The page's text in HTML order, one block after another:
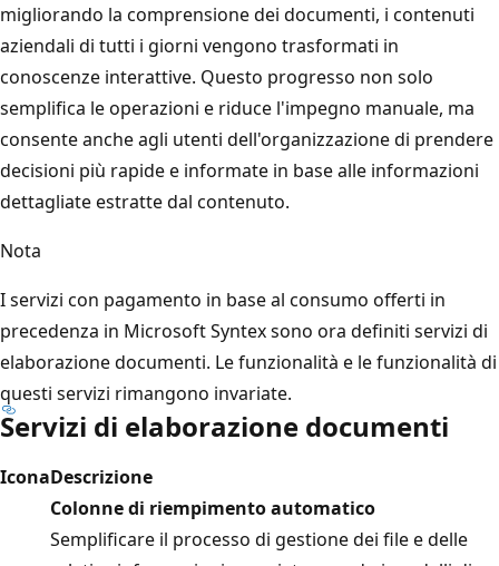
migliorando la comprensione dei documenti, i contenuti
aziendali di tutti i giorni vengono trasformati in
conoscenze interattive. Questo progresso non solo
semplifica le operazioni e riduce l'impegno manuale, ma
consente anche agli utenti dell'organizzazione di prendere
decisioni più rapide e informate in base alle informazioni
dettagliate estratte dal contenuto.
Nota
I servizi con pagamento in base al consumo offerti in
precedenza in Microsoft Syntex sono ora definiti servizi di
elaborazione documenti. Le funzionalità e le funzionalità di
questi servizi rimangono invariate.
Servizi di elaborazione documenti
IconaDescrizione
Colonne di riempimento automatico
Semplificare il processo di gestione dei file e delle